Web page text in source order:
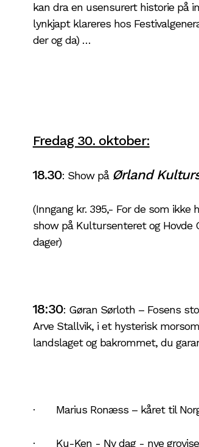
kan dra en usensurert historie på
lynkjapt klareres hos
der og da) …
Fredag 30. oktober:
18.30: Show på Ørland
(Inngang kr. 395,- For de som
show på Kultursenteret og Hovde
dager)
18:30: Gøran Sørloth – Fosens
Arve Stallvik, i et hysterisk
landslaget og bakrommet, du
· Marius Ronæss – kåret til
· Ku-Ken - Ny dag - nye